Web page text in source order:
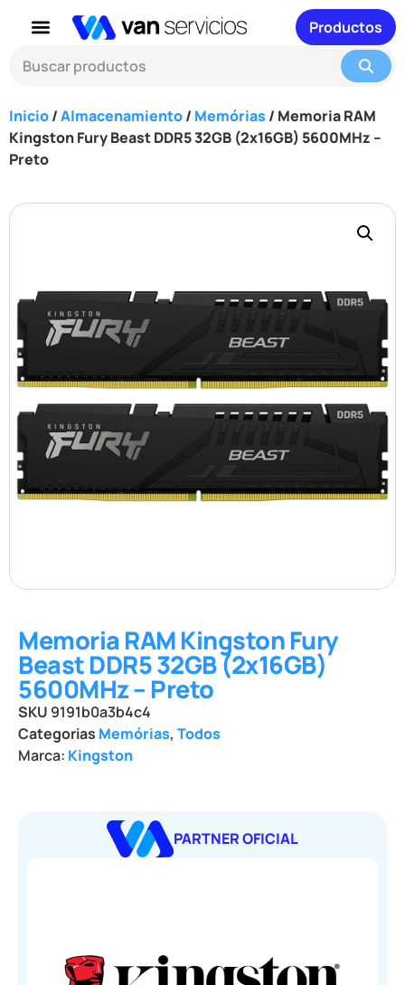
Productos
Inicio/Almacenamiento/ Memórias / Memoria RAM
Kingston Fury Beast DDR5 32GB (2x16GB) 5600MHz –
Preto
Memoria RAM Kingston Fury
Beast DDR5 32GB (2x16GB)
5600MHz – Preto
SKU 9191b0a3b4c4
Categorias Memórias, Todos
Marca: Kingston
PARTNER OFICIAL